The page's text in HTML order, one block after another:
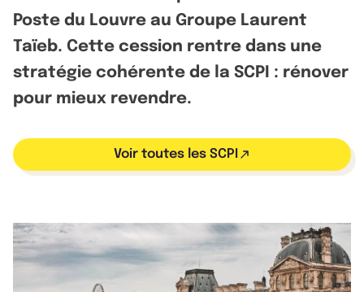
Poste du Louvre au Groupe Laurent
Taïeb. Cette cession rentre dans une
stratégie cohérente de la SCPI : rénover
pour mieux revendre.
Voir toutes les SCPI